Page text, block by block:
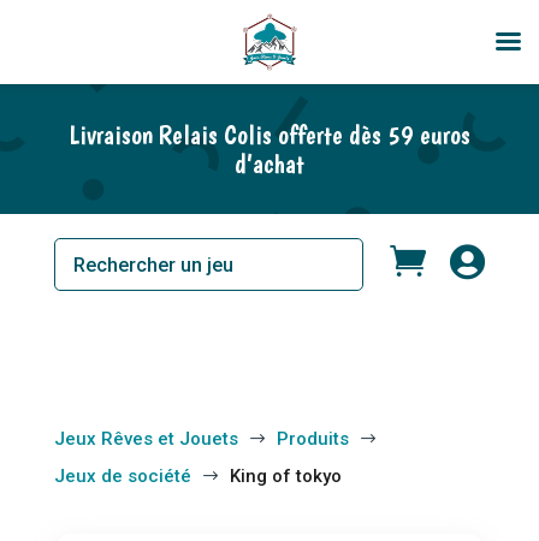
Livraison Relais Colis offerte dès 59 euros
d’achat
 
Jeux Rêves et Jouets $ Produits $
Jeux de société $ King of tokyo